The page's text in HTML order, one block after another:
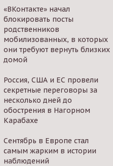
«ВКонтакте» начал
блокировать посты
родственников
мобилизованных, в которых
они требуют вернуть близких
домой
Россия, США и ЕС провели
секретные переговоры за
несколько дней до
обострения в Нагорном
Карабахе
Сентябрь в Европе стал
самым жарким в истории
наблюдений